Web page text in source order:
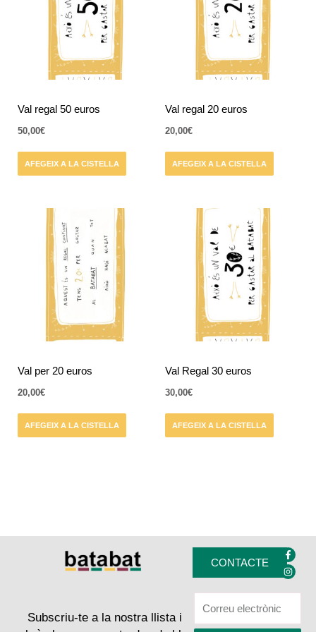
Val regal 50 euros
50,00€
AFEGEIX A LA CISTELLA
Val regal 20 euros
20,00€
AFEGEIX A LA CISTELLA
Val per 20 euros
20,00€
AFEGEIX A LA CISTELLA
Val Regal 30 euros
30,00€
AFEGEIX A LA CISTELLA
CONTACTE
F
a
c
e
o
-
I
n
s
t
g
m
Subscriu-te a la nostra llista i